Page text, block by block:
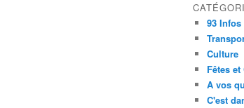
93 Infos
Culture
Fêtes
A vos
C'est